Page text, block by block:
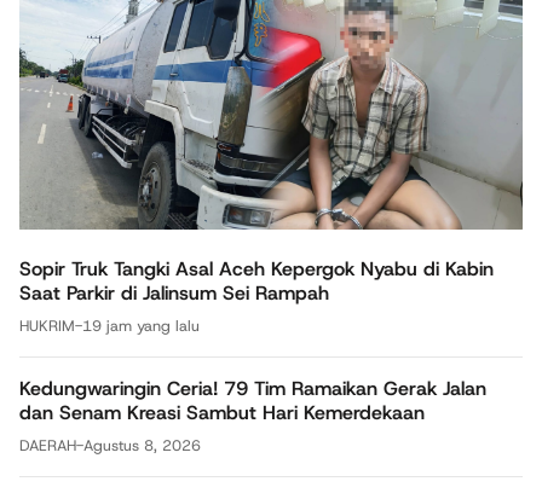
Sopir Truk Tangki Asal Aceh Kepergok Nyabu di Kabin
Saat Parkir di Jalinsum Sei Rampah
HUKRIM-19 jam yang lalu
Kedungwaringin Ceria! 79 Tim Ramaikan Gerak Jalan
dan Senam Kreasi Sambut Hari Kemerdekaan
DAERAH-Agustus 8, 2026